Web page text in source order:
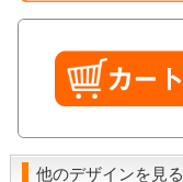
他のデザインを見る